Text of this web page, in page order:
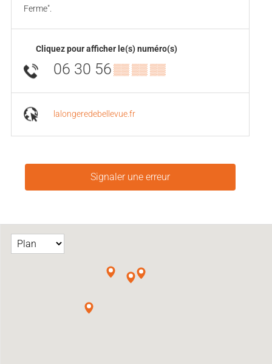
Ferme".
Cliquez pour afficher le(s) numéro(s)
06 30 56▒▒ ▒▒ ▒▒
lalongeredebellevue.fr
Signaler une erreur